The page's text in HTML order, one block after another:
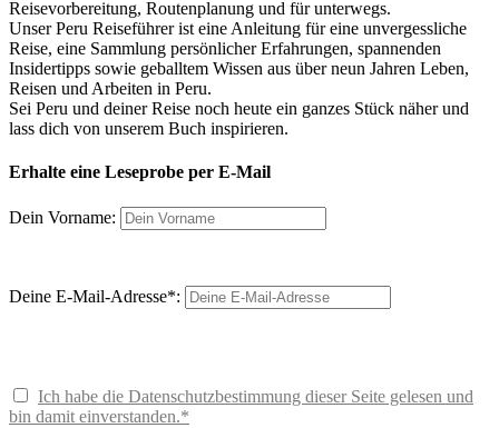
Reisevorbereitung, Routenplanung und für unterwegs.
Unser Peru Reiseführer ist eine Anleitung für eine unvergessliche
Reise, eine Sammlung persönlicher Erfahrungen, spannenden
Insidertipps sowie geballtem Wissen aus über neun Jahren Leben,
Reisen und Arbeiten in Peru.
Sei Peru und deiner Reise noch heute ein ganzes Stück näher und
lass dich von unserem Buch inspirieren.
Erhalte eine Leseprobe per E-Mail
Dein Vorname:
Deine E-Mail-Adresse*:
Ich habe die Datenschutzbestimmung dieser Seite gelesen und
bin damit einverstanden.*